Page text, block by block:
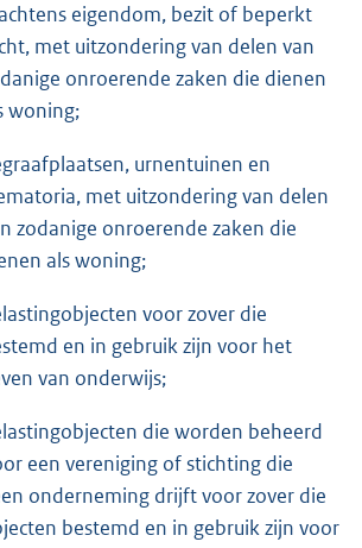
eigendom, bezit of beperkt
met uitzondering van delen van
onroerende zaken die dienen
woning;
urnentuinen en
met uitzondering van delen
zodanige onroerende zaken die
als woning;
voor zover die
en in gebruik zijn voor het
van onderwijs;
die worden beheerd
een vereniging of stichting die
onderneming drijft voor zover die
bestemd en in gebruik zijn voor